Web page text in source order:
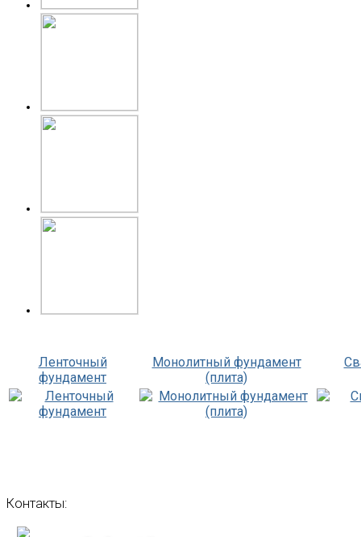
Ленточный
фундамент
Монолитный фундамент
(плита)
Контакты: